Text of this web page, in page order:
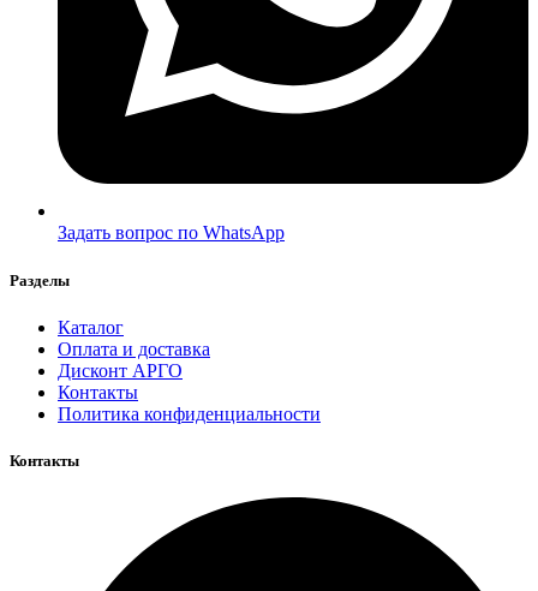
Задать вопрос по WhatsApp
Разделы
Каталог
Оплата и доставка
Дисконт АРГО
Контакты
Политика конфиденциальности
Контакты